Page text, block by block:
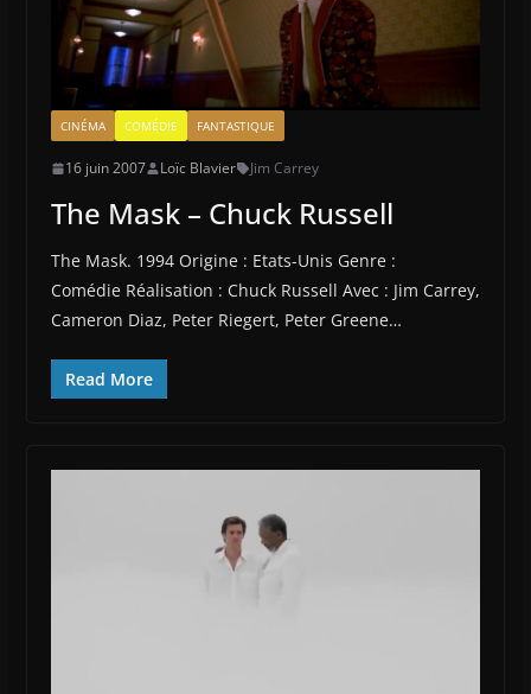
CINÉMA COMÉDIE FANTASTIQUE
16 juin 2007 Loïc Blavier Jim Carrey
The Mask – Chuck Russell
The Mask. 1994 Origine : Etats-Unis Genre :
Comédie Réalisation : Chuck Russell Avec : Jim Carrey,
Cameron Diaz, Peter Riegert, Peter Greene…
Read More